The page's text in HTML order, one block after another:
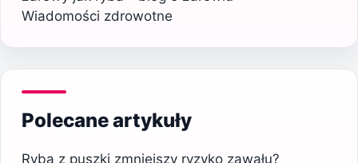
Wiadomości zdrowotne
Polecane artykuły
Ryba z puszki zmniejszy ryzyko zawału?